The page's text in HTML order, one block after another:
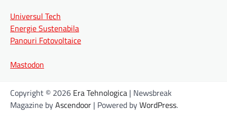
Universul Tech
Energie Sustenabila
Panouri Fotovoltaice
Mastodon
Copyright © 2026 Era Tehnologica | Newsbreak
Magazine byAscendoor | Powered byWordPress.